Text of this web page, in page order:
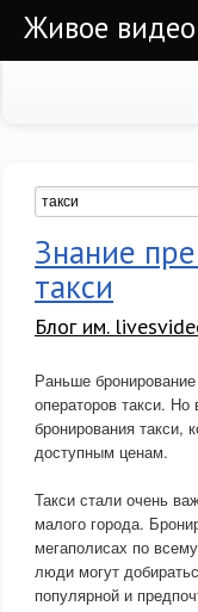
Живое
Знание
такси
Блог им.
Раньше
операторов такси.
бронирования такси,
доступным ценам.
Такси стали очень
малого города.
мегаполисах по
люди могут
популярной и